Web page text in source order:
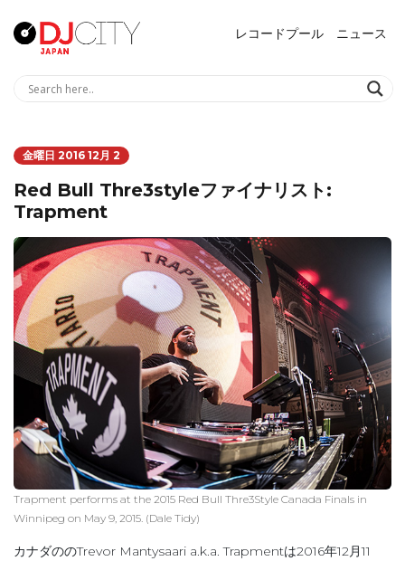
レコードプール ニュース
金曜日 2016 12月 2
Red Bull Thre3styleファイナリスト:
Trapment
Trapment performs at the 2015 Red Bull Thre3Style Canada Finals in
Winnipeg on May 9, 2015. (Dale Tidy)
カナダののTrevor Mantysaari a.k.a. Trapmentは2016年12月11